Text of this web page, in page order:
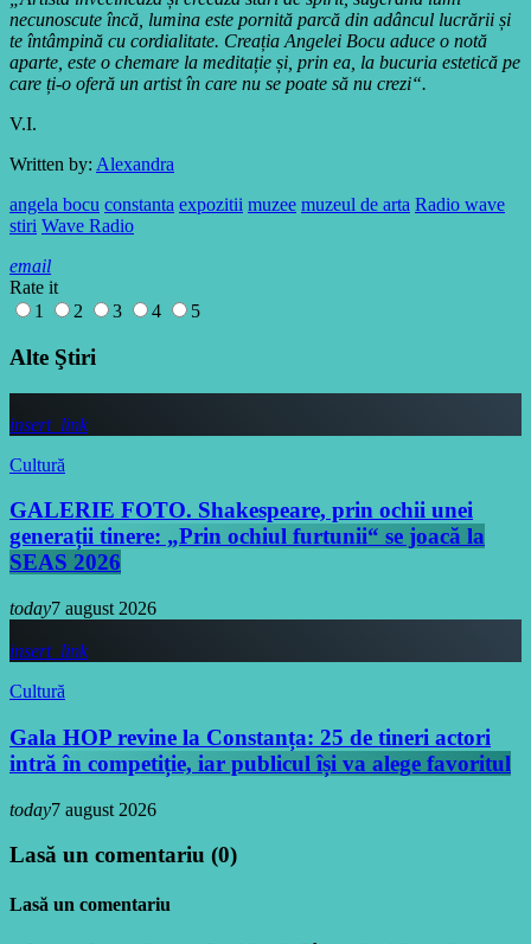
necunoscute încă, lumina este pornită parcă din adâncul lucrării și
te întâmpină cu cordialitate. Creația Angelei Bocu aduce o notă
aparte, este o chemare la meditație și, prin ea, la bucuria estetică pe
care ți-o oferă un artist în care nu se poate să nu crezi“.
V.I.
Written by: Alexandra
angela bocu constanta expozitii muzee muzeul de arta Radio wave
stiri Wave Radio
email
Rate it
1
2 3 4 5
Alte Ştiri
insert_link
Cultură
GALERIE FOTO. Shakespeare, prin ochii unei
generații tinere: „Prin ochiul furtunii“ se joacă la
SEAS 2026
today7 august 2026
insert_link
Cultură
Gala HOP revine la Constanța: 25 de tineri actori
intră în competiție, iar publicul își va alege favoritul
today7 august 2026
Lasă un comentariu (0)
Lasă un comentariu